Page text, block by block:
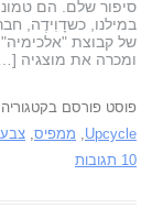
במילנו, כשדָוִידֶה,
ומכרה את מוצגיה
פוסט פורסם בקטגוריה
Upcycle
, ממפיס, צבע
10 תגובות